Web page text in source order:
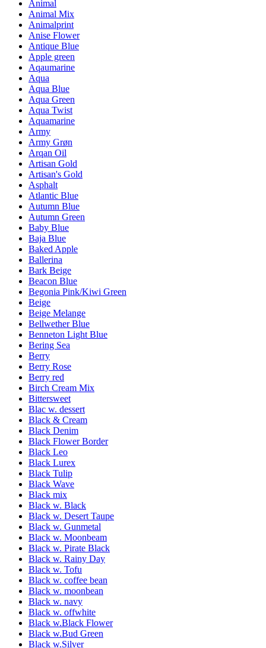
Animal
Animal Mix
Animalprint
Anise Flower
Antique Blue
Apple green
Aqaumarine
Aqua
Aqua Blue
Aqua Green
Aqua Twist
Aquamarine
Army
Army Grøn
Arqan Oil
Artisan Gold
Artisan's Gold
Asphalt
Atlantic Blue
Autumn Blue
Autumn Green
Baby Blue
Baja Blue
Baked Apple
Ballerina
Bark Beige
Beacon Blue
Begonia Pink/Kiwi Green
Beige
Beige Melange
Bellwether Blue
Benneton Light Blue
Bering Sea
Berry
Berry Rose
Berry red
Birch Cream Mix
Bittersweet
Blac w. dessert
Black & Cream
Black Denim
Black Flower Border
Black Leo
Black Lurex
Black Tulip
Black Wave
Black mix
Black w. Black
Black w. Desert Taupe
Black w. Gunmetal
Black w. Moonbeam
Black w. Pirate Black
Black w. Rainy Day
Black w. Tofu
Black w. coffee bean
Black w. moonbean
Black w. navy
Black w. offwhite
Black w.Black Flower
Black w.Bud Green
Black w.Silver